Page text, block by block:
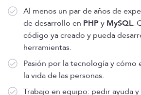
Al menos un par de años de
de desarrollo en PHPy MySQL.
código ya creado y pueda
herramientas.
Pasión por la tecnología y cómo
la vida de las personas.
Trabajo en equipo: pedir ayuda